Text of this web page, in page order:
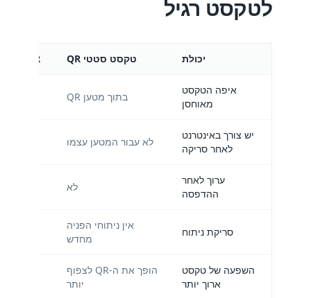
לטקסט רגיל
יכולת טקסט סטטי QR QR טקסט רגיל דינמי
איפה הטקסט
מאוחסן
בתוך מטען QR
יש צורך באינטרנט
לאחר סריקה
לא עבור המטען עצמו
ערוך לאחר
ההדפסה
לא
סריקת ניתוח
אין ניתוחי הפניה
מחדש
השפעה של טקסט
ארוך יותר
הופך את ה-QR לצפוף
יותר